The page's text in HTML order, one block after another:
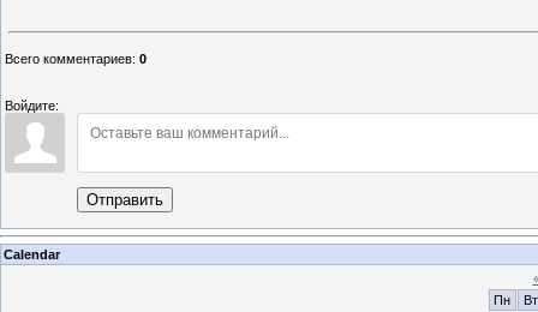
Всего комментариев: 0
Войдите:
Отправить
Calendar
Пн
Вт